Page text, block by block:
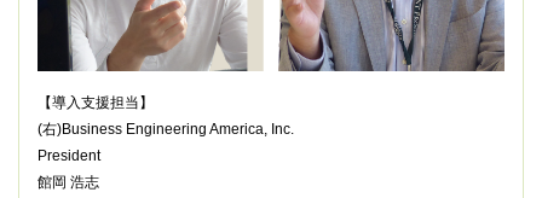
【導入支援担当】
(右)Business Engineering America, Inc.
President
館岡 浩志